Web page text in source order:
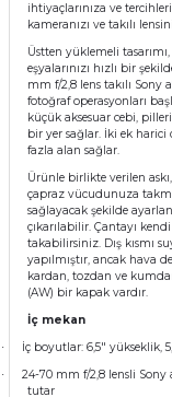
ihtiyaçlarınıza ve
kameranızı ve takılı
Üstten yüklemeli
eşyalarınızı hızlı bir
mm f/2,8 lens takılı Sony
fotoğraf operasyonları
küçük aksesuar cebi,
bir yer sağlar. İki ek harici
fazla alan sağlar.
Ürünle birlikte verilen
çapraz vücudunuza
sağlayacak şekilde
çıkarılabilir. Çantayı
takabilirsiniz. Dış kısmı
yapılmıştır, ancak hava
kardan, tozdan ve
(AW) bir kapak vardır.
İç mekan
· İç boyutlar: 6,5" yükseklik,
·
24-70 mm f/2,8 lensli Sony
tutar